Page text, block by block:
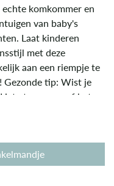
komkommer en
van baby's
Laat kinderen
met deze
aan een riempje te
Gezonde tip: Wist je
eten ervan of het